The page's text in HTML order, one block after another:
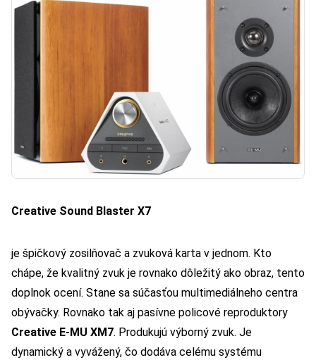
Creative Sound Blaster X7
je špičkový zosilňovač a zvuková karta v jednom. Kto
chápe, že kvalitný zvuk je rovnako dôležitý ako obraz, tento
doplnok ocení. Stane sa súčasťou multimediálneho centra
obývačky. Rovnako tak aj pasívne policové reproduktory
Creative E-MU XM7. Produkujú výborný zvuk. Je
dynamický a vyvážený, čo dodáva celému systému